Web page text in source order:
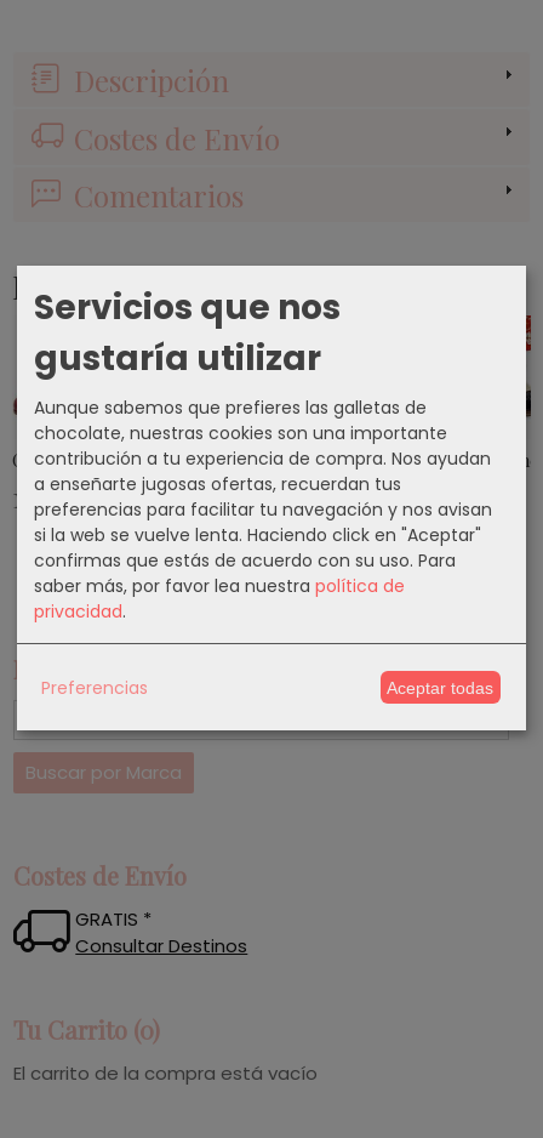
Marcas
Costes de Envío
GRATIS *
Consultar Destinos
Tu Carrito (0)
El carrito de la compra está vacío
Descripción
Costes de Envío
Comentarios
Productos Relacionados
Calzado Flamenco Modelo EX010
140,50 €
Calzado Flamenco Modelo EX086
140,50 €
Calzado Flamenco Modelo
140,50 €
Calzado
140,50 €
Servicios que nos
gustaría utilizar
Aunque sabemos que prefieres las galletas de
chocolate, nuestras cookies son una importante
contribución a tu experiencia de compra. Nos ayudan
a enseñarte jugosas ofertas, recuerdan tus
preferencias para facilitar tu navegación y nos avisan
si la web se vuelve lenta. Haciendo click en "Aceptar"
confirmas que estás de acuerdo con su uso. Para
saber más, por favor lea nuestra política de
privacidad.
Preferencias Aceptar todas